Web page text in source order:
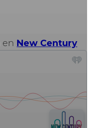
en New Century